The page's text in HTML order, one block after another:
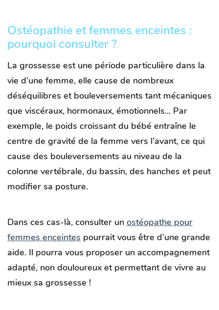
Ostéopathie et femmes enceintes :
pourquoi consulter ?
La grossesse est une période particulière dans la
vie d’une femme, elle cause de nombreux
déséquilibres et bouleversements tant mécaniques
que viscéraux, hormonaux, émotionnels... Par
exemple, le poids croissant du bébé entraîne le
centre de gravité de la femme vers l’avant, ce qui
cause des bouleversements au niveau de la
colonne vertébrale, du bassin, des hanches et peut
modifier sa posture.
Dans ces cas-là, consulter un ostéopathe pour
femmes enceintes pourrait vous être d’une grande
aide. Il pourra vous proposer un accompagnement
adapté, non douloureux et permettant de vivre au
mieux sa grossesse !